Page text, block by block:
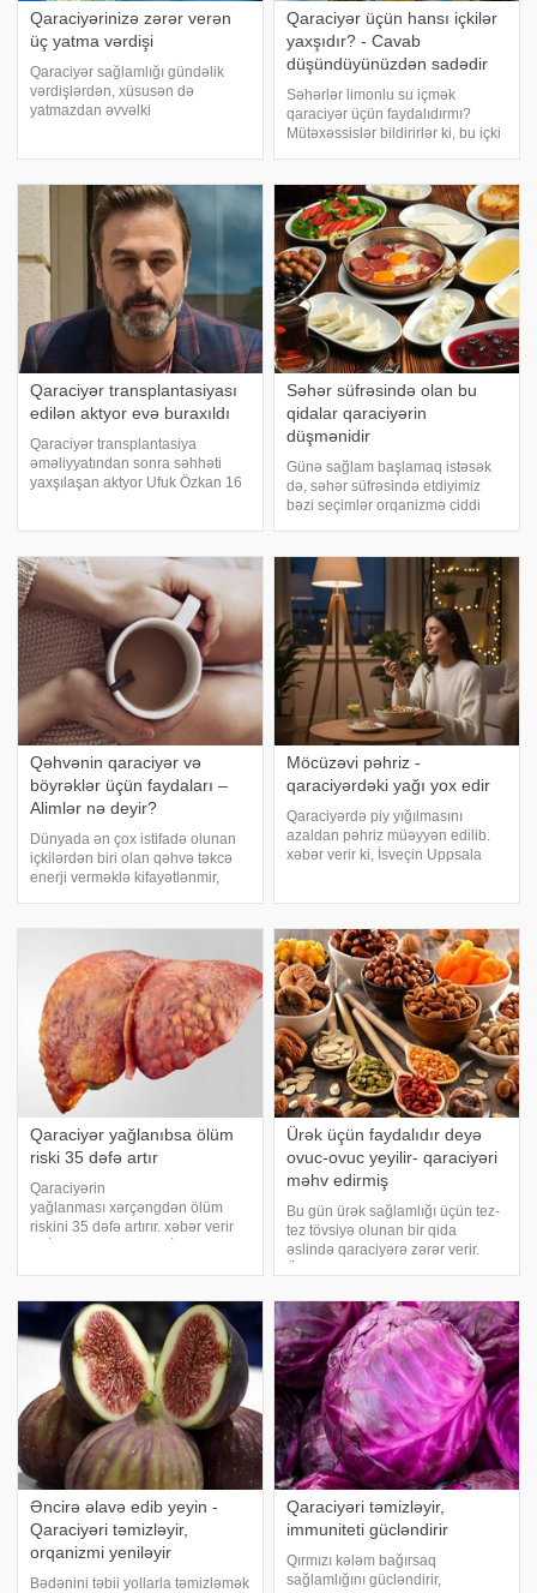
Qaraciyərinizə zərər verən
üç yatma vərdişi
Qaraciyər sağlamlığı gündəlik
vərdişlərdən, xüsusən də
yatmazdan əvvəlki
üçün ciddi təhlükə yaradır. .
xəbər verir ki, Hindistandak
Qaraciyər üçün hansı içkilər
yaxşıdır? - Cavab
düşündüyünüzdən sadədir
Səhərlər limonlu su içmək
qaraciyər üçün faydalıdırmı?
Mütəxəssislər bildirirlər ki, bu içki
edərək qaraciyər funksiyasını
dəstəkləyə bilər. xəbər veri
Qaraciyər transplantasiyası
edilən aktyor evə buraxıldı
Qaraciyər transplantasiya
əməliyyatından sonra səhhəti
yaxşılaşan aktyor Ufuk Özkan 16
buraxılıb. Açıqlama verən Ufuk
Özkan bunda
Səhər süfrəsində olan bu
qidalar qaraciyərin
düşmənidir
Günə sağlam başlamaq istəsək
də, səhər süfrəsində etdiyimiz
bəzi seçimlər orqanizmə ciddi
ki, tez-tez istehlak olunan bəzi
məhsullar qaraciyər və böyrə
Qəhvənin qaraciyər və
böyrəklər üçün faydaları –
Alimlər nə deyir?
Dünyada ən çox istifadə olunan
içkilərdən biri olan qəhvə təkcə
enerji verməklə kifayətlənmir,
göstərə bilir. xəbər verir ki, so
Möcüzəvi pəhriz -
qaraciyərdəki yağı yox edir
Qaraciyərdə piy yığılmasını
azaldan pəhriz müəyyən edilib.
xəbər verir ki, İsveçin Uppsala
saxlamağa, həm də qaraciyərdə
piy yığılmasın
Qaraciyər yağlanıbsa ölüm
riski 35 dəfə artır
Qaraciyərin
yağlanması xərçəngdən ölüm
riskini 35 dəfə artırır. xəbər verir
Hepatology" jurnalında dərc
olunub
Ürək üçün faydalıdır deyə
ovuc-ovuc yeyilir- qaraciyəri
məhv edirmiş
Bu gün ürək sağlamlığı üçün tez-
tez tövsiyə olunan bir qida
əslində qaraciyərə zərər verir.
istehlak edildikdə yağlı qaraciyər
xəstəliyinə səbəb ola bilər
Əncirə əlavə edib yeyin -
Qaraciyəri təmizləyir,
orqanizmi yeniləyir
Bədənini təbii yollarla təmizləmək
Qaraciyəri təmizləyir,
immuniteti gücləndirir
Qırmızı kələm bağırsaq
sağlamlığını gücləndirir,